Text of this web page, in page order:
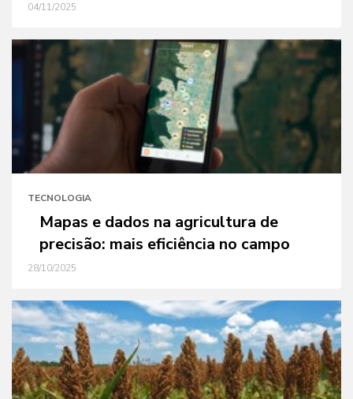
04/11/2025
TECNOLOGIA
Mapas e dados na agricultura de
precisão: mais eficiência no campo
28/10/2025